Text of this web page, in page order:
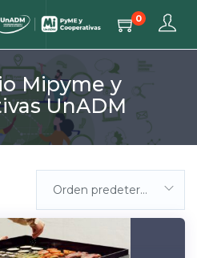
0
Mipyme y
UnADM
Orden predeterminada